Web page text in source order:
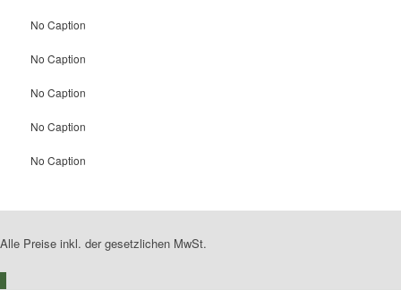
No Caption
No Caption
No Caption
No Caption
No Caption
Alle Preise inkl. der gesetzlichen MwSt.